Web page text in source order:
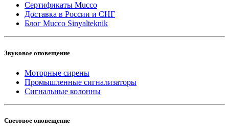
Сертификаты Mucco
Доставка в России и СНГ
Блог Mucco Sinyalteknik
Звуковое оповещение
Моторные сирены
Промышленные сигнализаторы
Сигнальные колонны
Световое оповещение